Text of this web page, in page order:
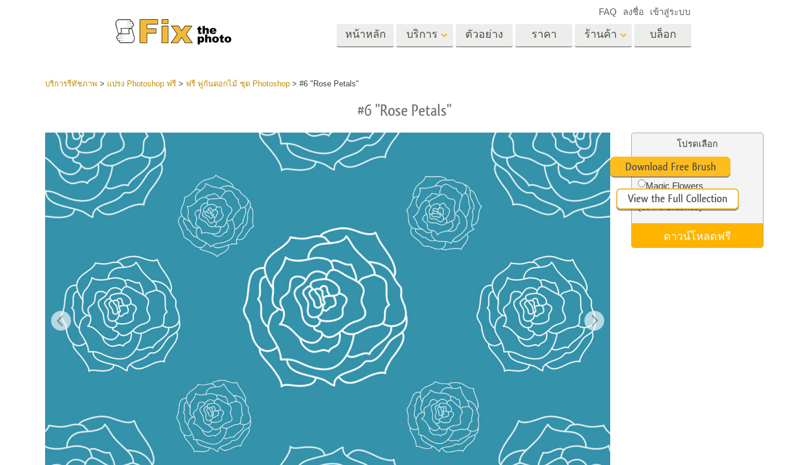
หน้าหลัก บริการ
อสังหาริมทรัพย์
บริการแก้ไขภาพงาน
โมเดลเสื้อผ้าที่สร้างโดย AI การจัดการรูปภาพ ถ่ายรูปเป็นบริการ
บริการรีทัชสินค้า บริการรีทัชเครื่องประดับ ข้อมูลการฝึกอบรม AI
ตัวอย่าง ราคา ร้านค้า
Lightroom
คอลเลคชันที่ตั้งไว้ล่วง
หน้า LR ทั้งชุด
พรีเซ็ตข้อเสนอที่ดีที่สุด
Photoshop Actions
โอเวอร์เลย์ Photoshop
Photoshop Textures
Ps Actions คอลเลกชัน
Ps ซ้อนทับคอลเลกชัน
การ์ดวันวาเลนไทน์
คำเชิญงานแต่งงาน
คำเชิญวันเกิดของเด็ก
บล็อก
FAQ ลงชื่อ เข้าสู่ระบบ
บริการรีทัชภาพ > แปรง Photoshop ฟรี> ฟรี พู่กันดอกไม้ ชุด Photoshop> #6 "Rose Petals"
#6 "Rose Petals"
โปรดเลือก
Free Ps Brush #6
Magic Flowers
(30 Ps Brushes)
ดาวน์โหลดฟรี
Download Free Brush
View the Full Collection